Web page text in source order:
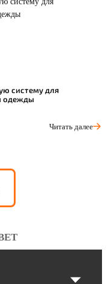
систему для
одежды
Читать далее